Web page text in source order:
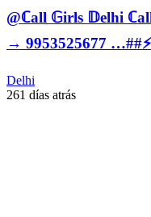
@ℂall 𝔾irls 𝔻elhi
→ 9953525677 …##⚡️
Delhi
261 días atrás